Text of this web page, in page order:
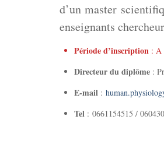
d’un master
enseignants
Période d’inscription : A
Directeur du diplôme :
E-mail :
Tel : 0661154515 /